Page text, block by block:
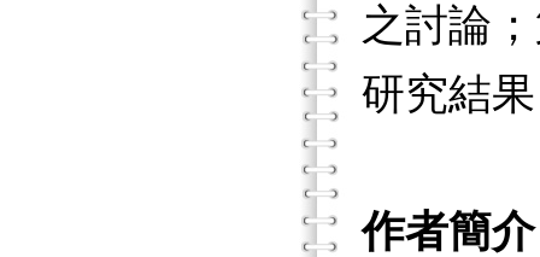
之討論
研究結
作者簡介